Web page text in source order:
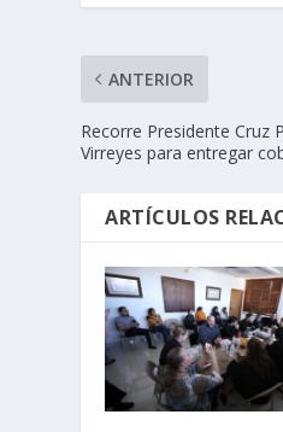
ANTERIOR
Recorre Presidente Cruz
Virreyes para entregar
ARTÍCULOS